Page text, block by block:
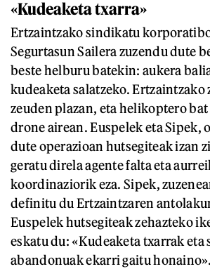
«Kudeaketa txarra»
Ertzaintzako sindikatu
Segurtasun Sailera zuzendu dute
beste helburu batekin: aukera
kudeaketa salatzeko.
zeuden plazan, eta helikoptero
drone airean. Euspelek eta Sipek,
dute operazioan hutsegiteak izan
geratu direla agente falta eta
koordinaziorik eza. Sipek,
definitu du Ertzaintzaren
Euspelek hutsegiteak zehazteko
eskatu du: «Kudeaketa txarrak eta
abandonuak ekarri gaitu